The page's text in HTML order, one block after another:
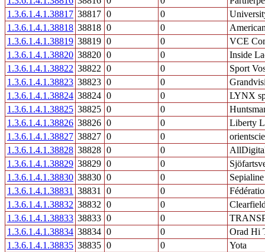
1.3.6.1.4.1.38817 38817 0 0
1.3.6.1.4.1.38818 38818 0 0
1.3.6.1.4.1.38819 38819 0 0
VCE
1.3.6.1.4.1.38820 38820 0 0
Inside
1.3.6.1.4.1.38822 38822 0 0
Sport
1.3.6.1.4.1.38823 38823 0 0
1.3.6.1.4.1.38824 38824 0 0
LYNX
1.3.6.1.4.1.38825 38825 0 0
1.3.6.1.4.1.38826 38826 0 0
Liberty
1.3.6.1.4.1.38827 38827 0 0
1.3.6.1.4.1.38828 38828 0 0
1.3.6.1.4.1.38829 38829 0 0
1.3.6.1.4.1.38830 38830 0 0
1.3.6.1.4.1.38831 38831 0 0
1.3.6.1.4.1.38832 38832 0 0
1.3.6.1.4.1.38833 38833 0 0
1.3.6.1.4.1.38834 38834 0 0
Orad Hi
1.3.6.1.4.1.38835 38835 0 0
Yota